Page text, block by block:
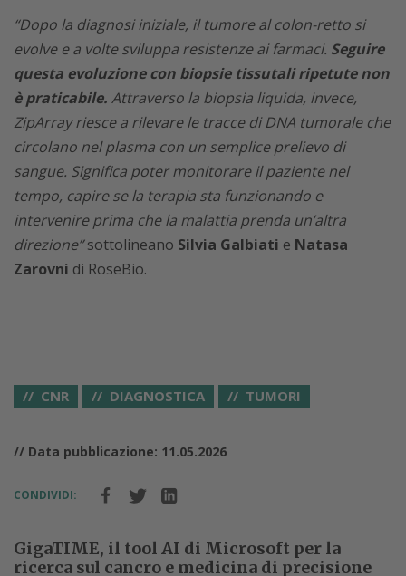
“Dopo la diagnosi iniziale, il tumore al colon-retto si
evolve e a volte sviluppa resistenze ai farmaci. Seguire
questa evoluzione con biopsie tissutali ripetute non
è praticabile. Attraverso la biopsia liquida, invece,
ZipArray riesce a rilevare le tracce di DNA tumorale che
circolano nel plasma con un semplice prelievo di
sangue. Significa poter monitorare il paziente nel
tempo, capire se la terapia sta funzionando e
intervenire prima che la malattia prenda un’altra
direzione”sottolineano Silvia Galbiati e Natasa
Zarovni di RoseBio.
CNR DIAGNOSTICA TUMORI
// Data pubblicazione: 11.05.2026
CONDIVIDI:
GigaTIME, il tool AI di Microsoft per la
ricerca sul cancro e medicina di precisione